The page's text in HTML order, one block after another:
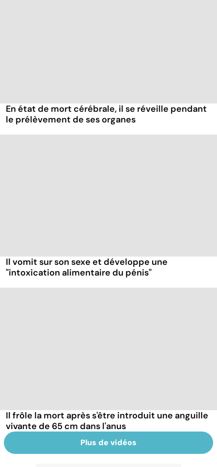
En état de mort cérébrale, il se réveille pendant
le prélèvement de ses organes
Il vomit sur son sexe et développe une
"intoxication alimentaire du pénis"
Il frôle la mort après s'être introduit une anguille
vivante de 65 cm dans l'anus
Plus de vidéos